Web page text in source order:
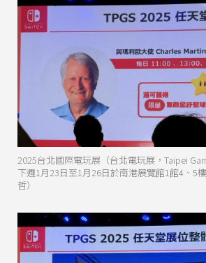
2025台北國際電玩展（台北電玩展，Taipei
下週1月23日至1月26日於南港展覽館1館4、5
哲）